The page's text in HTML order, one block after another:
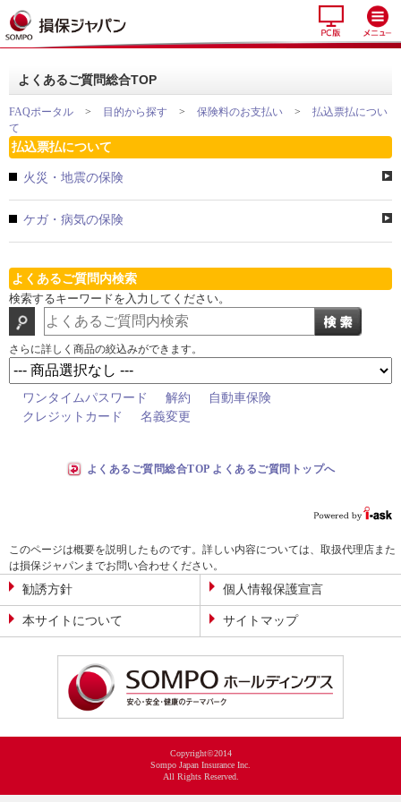
よくあるご質問総合TOP
FAQポータル > 目的から探す > 保険料のお支払い >
払込票払につい
て
払込票払について
火災・地震の保険
ケガ・病気の保険
よくあるご質問内検索
検索するキーワードを入力してください。
さらに詳しく商品の絞込みができます。
ワンタイムパスワード 解約
自動車保険
クレジットカード
名義変更
よくあるご質問総合TOP よくあるご質問トップへ
このページは概要を説明したものです。詳しい内容については、取扱代理店また
は損保ジャパンまでお問い合わせください。
勧誘方針 個人情報保護宣言
本サイトについて サイトマップ
Copyright©2014
Sompo Japan Insurance Inc.
All Rights Reserved.